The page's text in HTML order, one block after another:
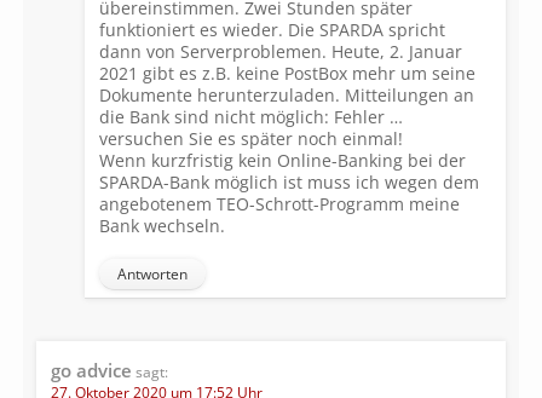
übereinstimmen. Zwei Stunden später
funktioniert es wieder. Die SPARDA spricht
dann von Serverproblemen. Heute, 2. Januar
2021 gibt es z.B. keine PostBox mehr um seine
Dokumente herunterzuladen. Mitteilungen an
die Bank sind nicht möglich: Fehler …
versuchen Sie es später noch einmal!
Wenn kurzfristig kein Online-Banking bei der
SPARDA-Bank möglich ist muss ich wegen dem
angebotenem TEO-Schrott-Programm meine
Bank wechseln.
Antworten
go advice sagt:
27. Oktober 2020 um 17:52 Uhr